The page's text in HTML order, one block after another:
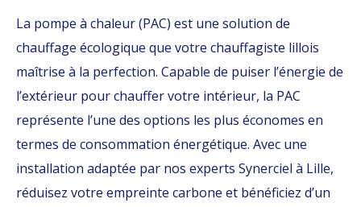
La pompe à chaleur (PAC) est une solution de
chauffage écologique que votre chauffagiste lillois
maîtrise à la perfection. Capable de puiser l’énergie de
l’extérieur pour chauffer votre intérieur, la PAC
représente l’une des options les plus économes en
termes de consommation énergétique. Avec une
installation adaptée par nos experts Synerciel à Lille,
réduisez votre empreinte carbone et bénéficiez d’un